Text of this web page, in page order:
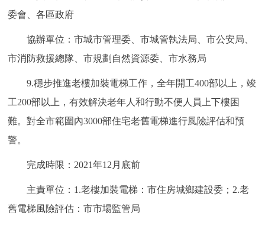
委會、各區政府
協辦單位：市城市管理委、市城管執法局、市公安局、
市消防救援總隊、市規劃自然資源委、市水務局
9.穩步推進老樓加裝電梯工作，全年開工400部以上，竣
工200部以上，有效解決老年人和行動不便人員上下樓困
難。對全市範圍內3000部住宅老舊電梯進行風險評估和預
警。
完成時限：2021年12月底前
主責單位：1.老樓加裝電梯：市住房城鄉建設委；2.老
舊電梯風險評估：市市場監管局